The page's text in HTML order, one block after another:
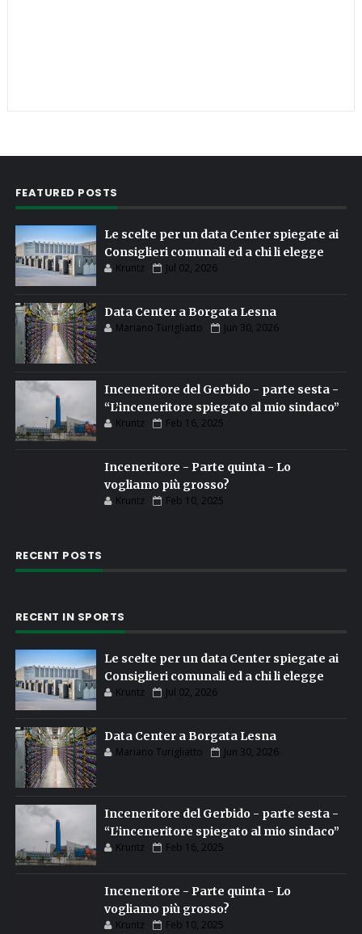
FEATURED POSTS
Le scelte per un data Center spiegate ai
Consiglieri comunali ed a chi li elegge
Kruntz Jul 02, 2026
Data Center a Borgata Lesna
Mariano Turigliatto Jun 30, 2026
Inceneritore del Gerbido - parte sesta -
“L’inceneritore spiegato al mio sindaco”
Kruntz Feb 16, 2025
Inceneritore - Parte quinta - Lo
vogliamo più grosso?
Kruntz Feb 10, 2025
RECENT POSTS
RECENT IN SPORTS
Le scelte per un data Center spiegate ai
Consiglieri comunali ed a chi li elegge
Kruntz Jul 02, 2026
Data Center a Borgata Lesna
Mariano Turigliatto Jun 30, 2026
Inceneritore del Gerbido - parte sesta -
“L’inceneritore spiegato al mio sindaco”
Kruntz Feb 16, 2025
Inceneritore - Parte quinta - Lo
vogliamo più grosso?
Kruntz Feb 10, 2025